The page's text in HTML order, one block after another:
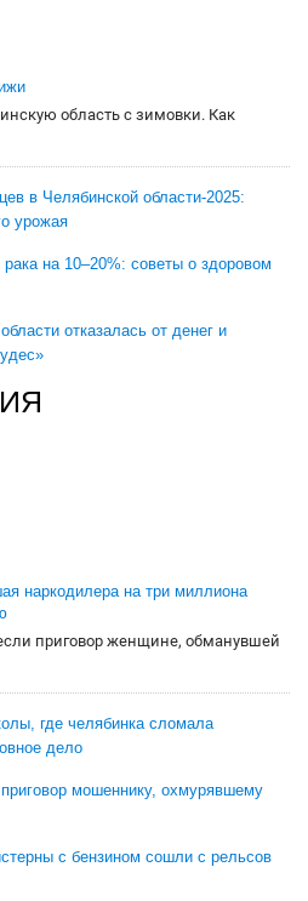
область с зимовки. Как
в Челябинской области-2025:
урожая
рака на 10–20%: советы о здоровом
отказалась от денег и
наркодилера на три миллиона
приговор женщине, обманувшей
где челябинка сломала
дело
мошеннику, охмурявшему
с бензином сошли с рельсов